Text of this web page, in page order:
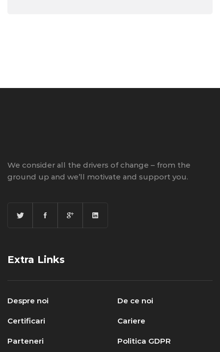
We consider all the drivers of change – from the
ground up and we’ll motivate and support you.
Extra Links
Despre noi De ce noi
Certificari Cariere
Parteneri Politica GDPR